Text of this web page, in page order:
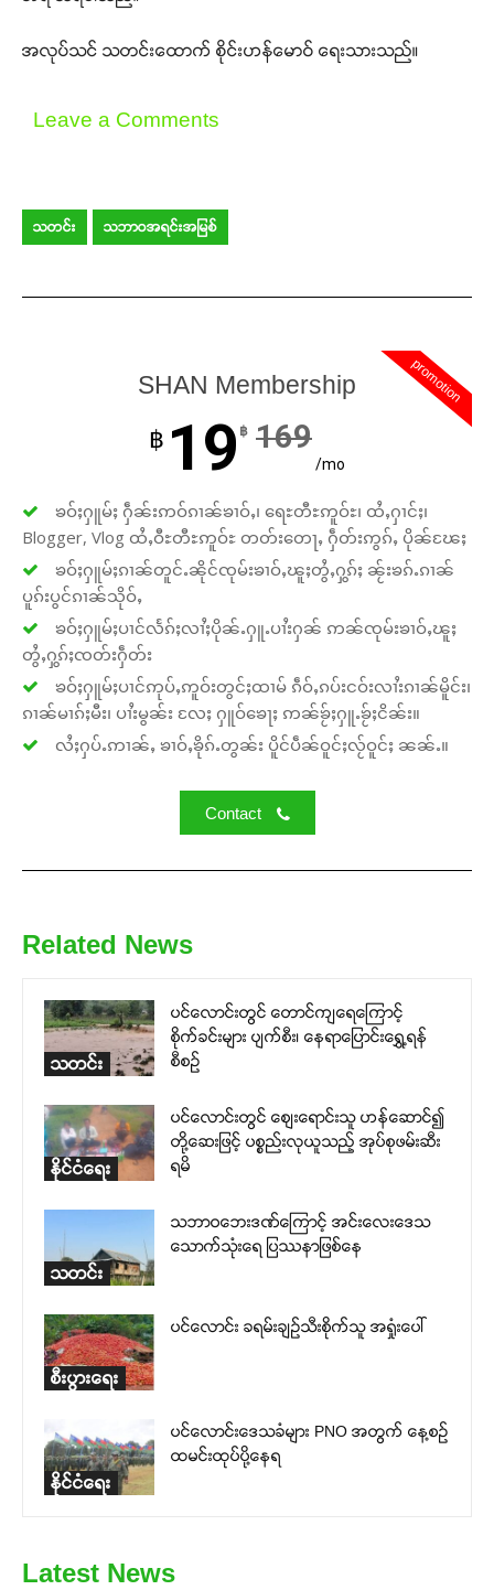
အလုပ်သင် သတင်းထောက် စိုင်းဟန်မောဝ် ရေးသားသည်။
Leave a Comments
သတင်း သဘာဝအရင်းအမြစ်
promotion
SHAN Membership
฿ 19 ฿ 169
/mo
ၶဝ်ႈႁူမ်ႈ ႁဵၼ်းဢဝ်ၵၢၼ်ၶၢဝ်ႇ၊ ရေႊတီႊဢူဝ်ႊ၊ ထႆႇႁၢင်ႈ၊
Blogger, Vlog ထႆႇဝီႊတီႊဢူဝ်ႊ တတ်းတေႃႇ ႁဵတ်းဢွၵ်ႇ ပိုၼ်ၽႄႈ
ၶဝ်ႈႁူမ်ႈၵၢၼ်တူင်ႉၼိုင်ၸုမ်းၶၢဝ်ႇၽူႈတွႆႇႁွၵ်ႈ ၼႂ်းၶၵ်ႉၵၢၼ်
ပူၵ်းပွင်ၵၢၼ်သိုဝ်ႇ
ၶဝ်ႈႁူမ်ႈပၢင်လႅၵ်ႈလၢႆႈပိုၼ်ႉႁူႉပၢႆးႁၼ် ဢၼ်ၸုမ်းၶၢဝ်ႇၽူႈ
တွႆႇႁွၵ်ႈၸတ်းႁဵတ်း
ၶဝ်ႈႁူမ်ႈပၢင်ဢုပ်ႇဢူဝ်းတွင်ႈထၢမ် ၵဵဝ်ႇၵပ်းငဝ်းလၢႆးၵၢၼ်မိူင်း၊
ၵၢၼ်မၢၵ်ႈမီး၊ ပၢႆးမွၼ်း လႄႈ ႁူဝ်ၶေႃႈ ဢၼ်ၶႂ်ႈႁူႉၶႂ်ႈငိၼ်း။
လႆႈႁပ်ႉဢၢၼ်ႇ ၶၢဝ်ႇၶိုၵ်ႉတွၼ်း ပိူင်ပဵၼ်ဝူင်ႈလႂ်ဝူင်ႈ ၼၼ်ႉ။
Contact
Related News
သတင်း
ပင်လောင်းတွင် တောင်ကျရေကြောင့်
စိုက်ခင်းများ ပျက်စီး၊ နေရာပြောင်းရွှေ့ရန်
စီစဉ်
နိုင်ငံရေး
ပင်လောင်းတွင် စျေးရောင်းသူ ဟန်ဆောင်၍
တို့ဆေးဖြင့် ပစ္စည်းလုယူသည့် အုပ်စုဖမ်းဆီး
ရမိ
သတင်း
သဘာဝဘေးဒဏ်ကြောင့် အင်းလေးဒေသ
သောက်သုံးရေ ပြဿနာဖြစ်နေ
စီးပွားရေး
ပင်လောင်း ခရမ်းချဉ်သီးစိုက်သူ အရှုံးပေါ်
နိုင်ငံရေး
ပင်လောင်းဒေသခံများ PNO အတွက် နေ့စဉ်
ထမင်းထုပ်ပို့နေရ
Latest News